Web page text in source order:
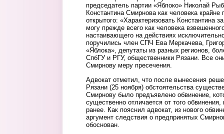
председатель партии «Яблоко» Николай
Константина Смирнова как человека крайне
открытого: «Характеризовать Константина
могу прежде всего как человека
настаивающего на действиях
поручились член СПЧ Ева Меркачева,
«Яблока», депутаты из разных регионов,
СпбГУ и РГУ, общественники Рязани. Все
Смирнову меру пресечения.
Адвокат отметил, что после вынесения
Рязани (25 ноября) обстоятельства
Смирнову было предъявлено обвинение,
существенно отличается от того
ранее. Как пояснил адвокат, из нового
аргумент следствия о предпринятых
обоснован.